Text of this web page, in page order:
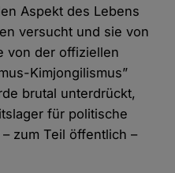
Aspekt des Lebens
versucht und sie von
von der offiziellen
Kimjongilismus”
brutal unterdrückt,
für politische
zum Teil öffentlich –